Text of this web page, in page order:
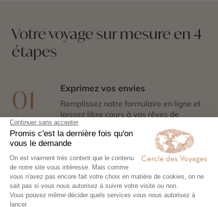
Votre voyage sur mesure en 4
étapes
01 Exprimez vos envies
Remplissez notre formulaire en ligne et
laissez libre cours à vos rêves de
voyage : inspirations, budget, période
idéale…
02 Co-construisez votre itinéraire
Échangez avec un conseiller-expert
pour créer un voyage à votre image,
adapté à vos envies et à votre rythme.